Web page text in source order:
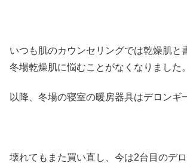
いつも肌のカウンセリングでは乾燥肌と
冬場乾燥肌に悩むことがなくなりました。
以降、 冬場の寝室の暖房器具はデロンギ
壊れてもまた買い直し、今は2台目のデ